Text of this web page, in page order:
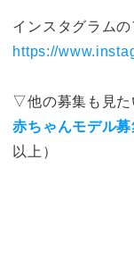
インスタグラムの
https://
▽他の募集も見
赤ちゃんモデル募
以上）